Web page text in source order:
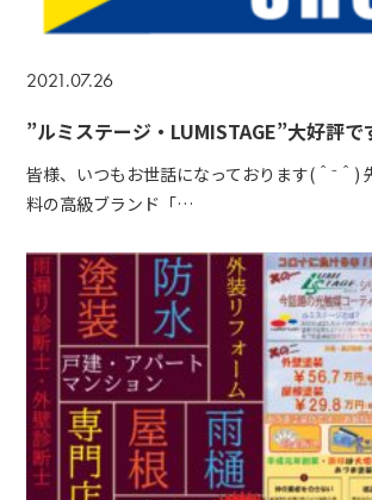
2021.07.26
”ルミステージ・LUMISTAGE”大好評で
皆様、いつもお世話になっております(＾⁻＾)
料の高級ブランド「…